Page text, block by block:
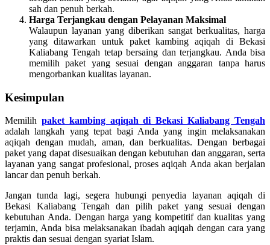
sah dan penuh berkah.
Harga Terjangkau dengan Pelayanan Maksimal
Walaupun layanan yang diberikan sangat berkualitas, harga
yang ditawarkan untuk paket kambing aqiqah di Bekasi
Kaliabang Tengah tetap bersaing dan terjangkau. Anda bisa
memilih paket yang sesuai dengan anggaran tanpa harus
mengorbankan kualitas layanan.
Kesimpulan
Memilih paket kambing aqiqah di Bekasi Kaliabang Tengah
adalah langkah yang tepat bagi Anda yang ingin melaksanakan
aqiqah dengan mudah, aman, dan berkualitas. Dengan berbagai
paket yang dapat disesuaikan dengan kebutuhan dan anggaran, serta
layanan yang sangat profesional, proses aqiqah Anda akan berjalan
lancar dan penuh berkah.
Jangan tunda lagi, segera hubungi penyedia layanan aqiqah di
Bekasi Kaliabang Tengah dan pilih paket yang sesuai dengan
kebutuhan Anda. Dengan harga yang kompetitif dan kualitas yang
terjamin, Anda bisa melaksanakan ibadah aqiqah dengan cara yang
praktis dan sesuai dengan syariat Islam.